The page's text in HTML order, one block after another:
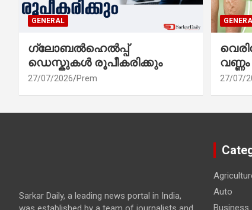
GENERAL
ഗ്ലോബൽഹെൽപ്പ്
ഡെസ്കുകൾ രൂപീകരിക്കും
27/07/2026 Prem 27/07/
Sarkar Daily, a leading news portal in India,
Auto
Business